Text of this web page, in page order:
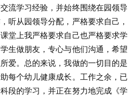
流学习经验，并始终围绕在园领导
听从园领导分配，严格要求自己，
堂上我严格要求自己也严格要求学
生做朋友，专心与他们沟通，希望
爱。总的来说，我做的一切目的是
每个幼儿健康成长。工作之余，已
段的学习，并正在努力地完成《学